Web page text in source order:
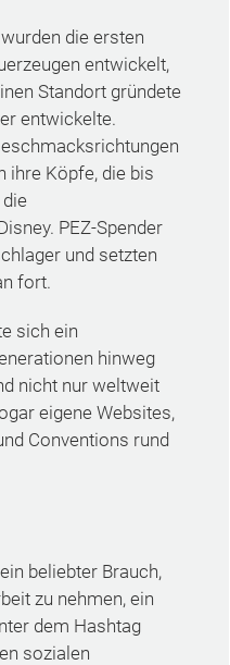
die ersten
entwickelt,
Standort gründete
entwickelte.
ihre Köpfe, die bis
PEZ-Spender
und setzten
fort.
sich ein
hinweg
nicht nur weltweit
eigene Websites,
Conventions rund
beliebter Brauch,
zu nehmen, ein
dem Hashtag
sozialen